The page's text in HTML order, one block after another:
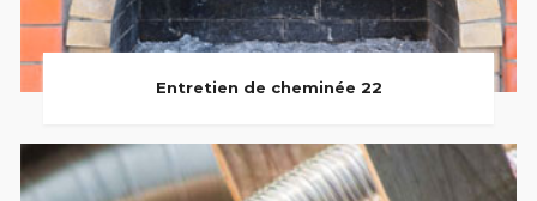
Entretien de cheminée 22